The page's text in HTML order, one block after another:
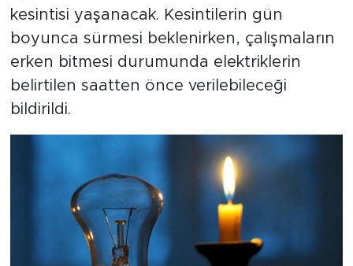
kesintisi yaşanacak. Kesintilerin gün
boyunca sürmesi beklenirken, çalışmaların
erken bitmesi durumunda elektriklerin
belirtilen saatten önce verilebileceği
bildirildi.